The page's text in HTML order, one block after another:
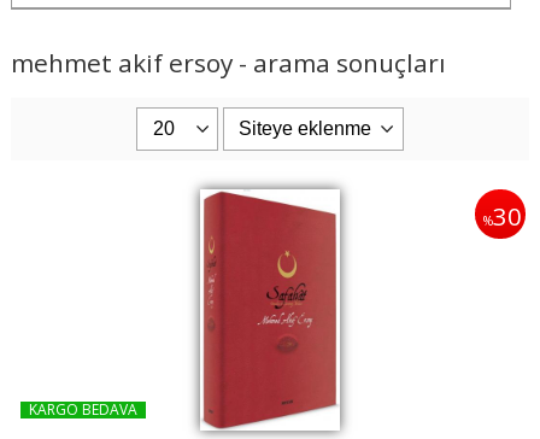
mehmet akif ersoy - arama sonuçları
%30
KARGO BEDAVA